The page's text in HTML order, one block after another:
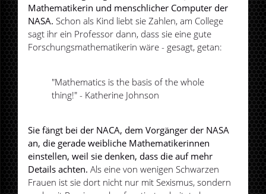
Mathematikerin und menschlicher Computer der
NASA. Schon als Kind liebt sie Zahlen, am College
sagt ihr ein Professor dann, dass sie eine gute
Forschungsmathematikerin wäre - gesagt, getan:
"Mathematics is the basis of the whole
thing!" - Katherine Johnson
Sie fängt bei der NACA, dem Vorgänger der NASA
an, die gerade weibliche Mathematikerinnen
einstellen, weil sie denken, dass die auf mehr
Details achten. Als eine von wenigen Schwarzen
Frauen ist sie dort nicht nur mit Sexismus, sondern